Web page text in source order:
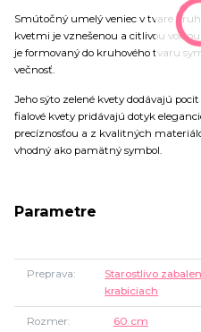
Smútočný umelý veniec v tvare
kvetmi je vznešenou a citlivou
je formovaný do kruhového tvaru
večnosť.
Jeho sýto zelené kvety dodávajú
fialové kvety pridávajú dotyk
precíznosťou a z kvalitných
vhodný ako pamätný symbol.
Parametre
Preprava
Starostlivo
krabiciach
Rozmer 60 cm